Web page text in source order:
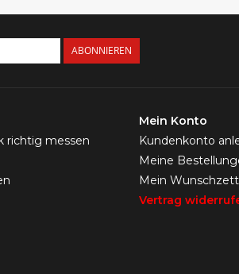
ABONNIEREN
richtig messen
Mein Konto
Kundenkonto
Meine
Mein
Vertrag